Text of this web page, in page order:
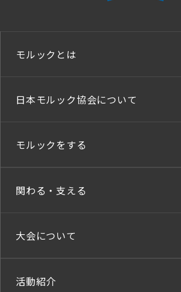
モルックとは
日本モルック協会について
モルックをする
関わる・支える
大会について
活動紹介